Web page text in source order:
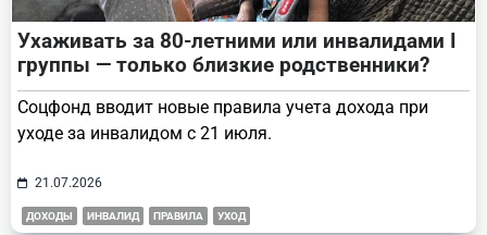
Ухаживать за 80-летними или инвалидами I
группы — только близкие родственники?
Соцфонд вводит новые правила учета дохода при
уходе за инвалидом с 21 июля.
21.07.2026
ДОХОДЫ ИНВАЛИД ПРАВИЛА УХОД